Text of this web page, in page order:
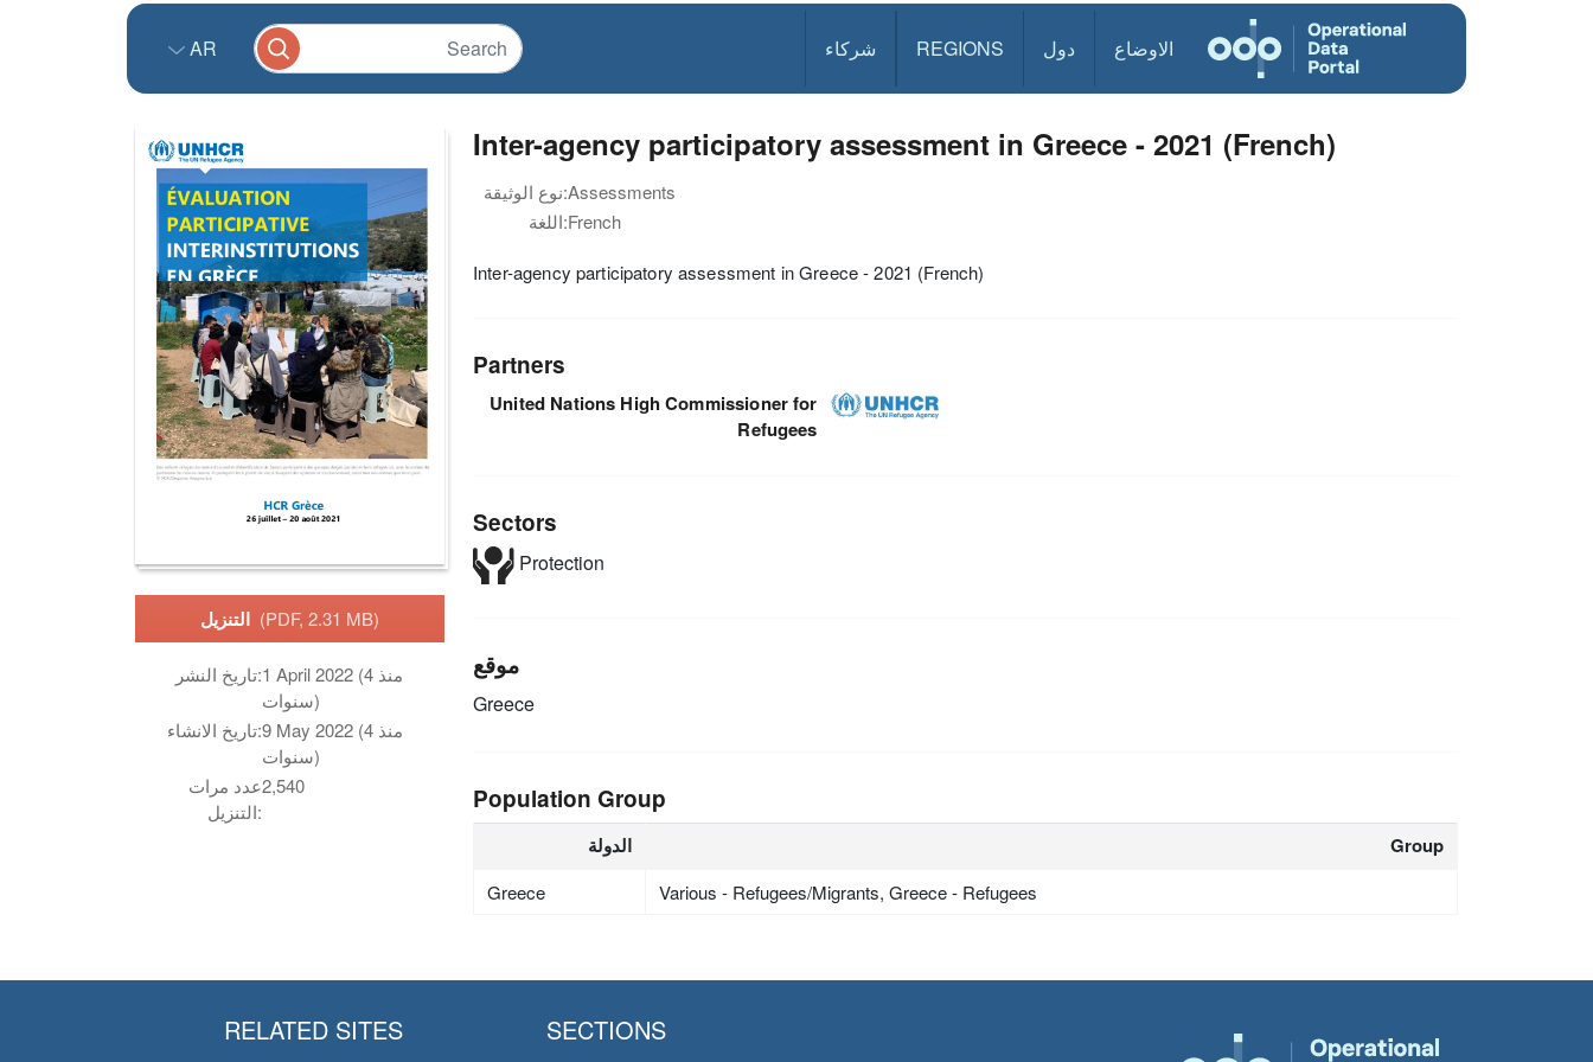
الاوضاع دول REGIONS شركاء AR
(PDF, 2.31 MB)
تاريخ النشر:1 April 2022 (منذ 4
سنوات)
تاريخ الانشاء:9 May 2022 (منذ 4
سنوات)
عدد مرات
التنزيل:
2,540
Inter-agency participatory assessment in Greece - 2021 (French)
نوع الوثيقة:Assessments
اللغة:French
Inter-agency participatory assessment in Greece - 2021 (French)
Partners
United Nations High Commissioner for
Refugees
Sectors
Protection
موقع
Greece
Population Group
الدولة Group
Greece Various - Refugees/Migrants, Greece - Refugees
SECTIONS
RELATED SITES